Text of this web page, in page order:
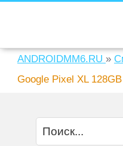
ANDROIDMM6.RU »
Google Pixel XL